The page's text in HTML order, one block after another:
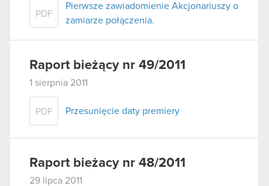
PDF
Pierwsze zawiadomienie Akcjonariuszy o
zamiarze połączenia.
Raport bieżący nr 49/2011
1 sierpnia 2011
PDF Przesunięcie daty premiery
Raport bieżacy nr 48/2011
29 lipca 2011